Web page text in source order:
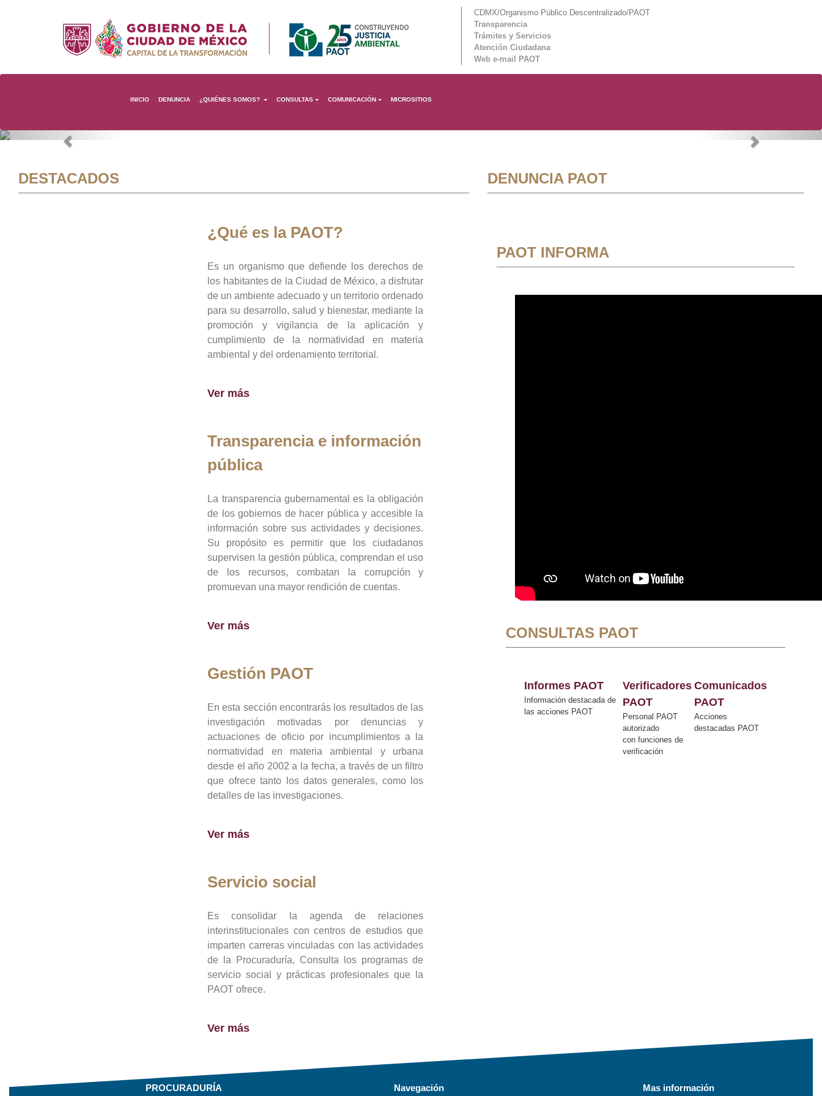
CDMX/Organismo Público Descentralizado/PAOT
Transparencia
Trámites y Servicios
Atención Ciudadana
Web e-mail PAOT
INICIO DENUNCIA ¿QUIÉNES SOMOS? CONSULTAS COMUNICACIÓN MICROSITIOS
Previous Next
DESTACADOS
¿Qué es la PAOT?
Es un organismo que defiende los derechos de
los habitantes de la Ciudad de México, a disfrutar
de un ambiente adecuado y un territorio ordenado
para su desarrollo, salud y bienestar, mediante la
promoción y vigilancia de la aplicación y
cumplimiento de la normatividad en materia
ambiental y del ordenamiento territorial.
Ver más
Transparencia e información
pública
La transparencia gubernamental es la obligación
de los gobiernos de hacer pública y accesible la
información sobre sus actividades y decisiones.
Su propósito es permitir que los ciudadanos
supervisen la gestión pública, comprendan el uso
de los recursos, combatan la corrupción y
promuevan una mayor rendición de cuentas.
Ver más
Gestión PAOT
En esta sección encontrarás los resultados de las
investigación motivadas por denuncias y
actuaciones de oficio por incumplimientos a la
normatividad en materia ambiental y urbana
desde el año 2002 a la fecha, a través de un filtro
que ofrece tanto los datos generales, como los
detalles de las investigaciones.
Ver más
Servicio social
Es consolidar la agenda de relaciones
interinstitucionales con centros de estudios que
imparten carreras vinculadas con las actividades
de la Procuraduría, Consulta los programas de
servicio social y prácticas profesionales que la
PAOT ofrece.
Ver más
DENUNCIA PAOT
PAOT INFORMA
CONSULTAS PAOT
Informes PAOT
Información destacada de
las acciones PAOT
Verificadores
PAOT
Personal PAOT
autorizado
con funciones de
verificación
Comunicados
PAOT
Acciones
destacadas PAOT
PROCURADURÍA Navegación Mas información